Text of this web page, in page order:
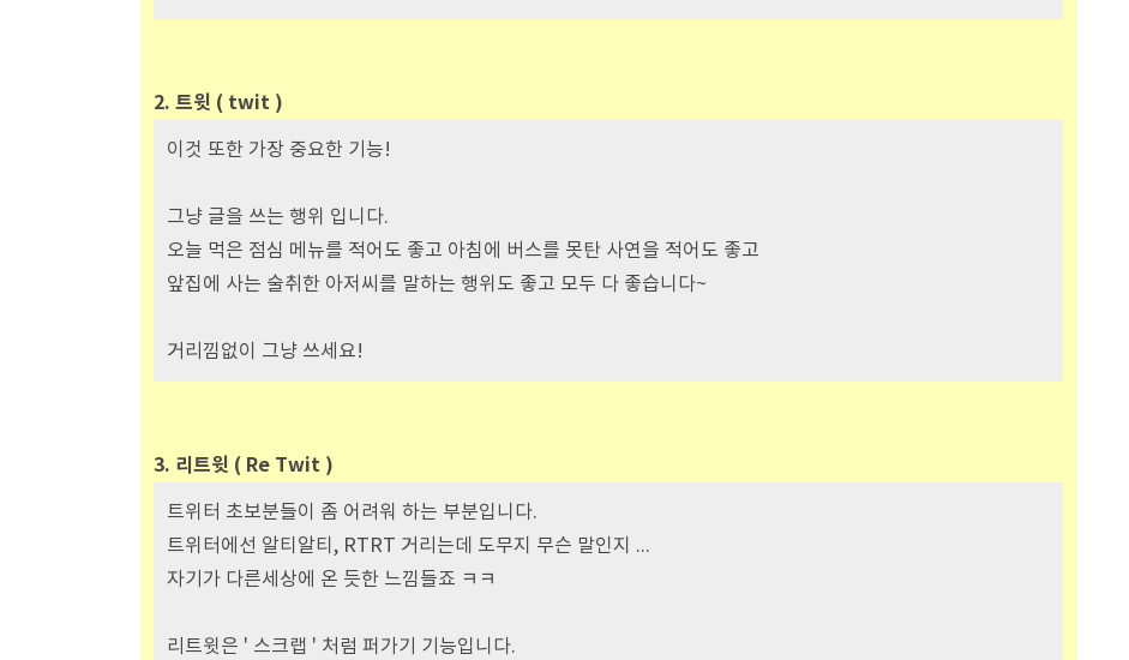
2. 트윗 ( twit )
이것 또한 가장 중요한 기능!
그냥 글을 쓰는 행위 입니다.
오늘 먹은 점심 메뉴를 적어도 좋고 아침에 버스를 못탄 사연을 적어도 좋고
앞집에 사는 술취한 아저씨를 말하는 행위도 좋고 모두 다 좋습니다~
거리낌없이 그냥 쓰세요!
3. 리트윗 ( Re Twit )
트위터 초보분들이 좀 어려워 하는 부분입니다.
트위터에선 알티알티, RTRT 거리는데 도무지 무슨 말인지 ...
자기가 다른세상에 온 듯한 느낌들죠 ㅋㅋ
리트윗은 ' 스크랩 ' 처럼 퍼가기 기능입니다.